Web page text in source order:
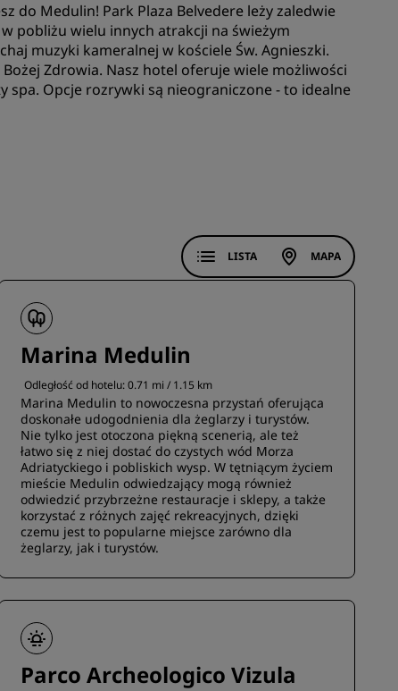
Jak zdobywać punkty
Bookers and Planners
DOŁĄCZ
do Medulin! Park Plaza Belvedere leży zaledwie
pobliżu wielu innych atrakcji na świeżym
muzyki kameralnej w kościele Św. Agnieszki.
Zdrowia. Nasz hotel oferuje wiele możliwości
Opcje rozrywki są nieograniczone - to idealne
LISTA MAPA
Marina Medulin
Odległość od hotelu: 0.71 mi / 1.15 km
Marina Medulin to nowoczesna przystań oferująca
doskonałe udogodnienia dla żeglarzy i turystów.
Nie tylko jest otoczona piękną scenerią, ale też
łatwo się z niej dostać do czystych wód Morza
Adriatyckiego i pobliskich wysp. W tętniącym życiem
mieście Medulin odwiedzający mogą również
odwiedzić przybrzeżne restauracje i sklepy, a także
korzystać z różnych zajęć rekreacyjnych, dzięki
czemu jest to popularne miejsce zarówno dla
żeglarzy, jak i turystów.
Parco Archeologico Vizula